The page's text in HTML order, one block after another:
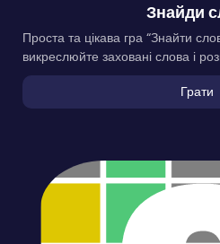
Знайди
Проста та цікава гра “Знайти
викреслюйте заховані слова і
Грати